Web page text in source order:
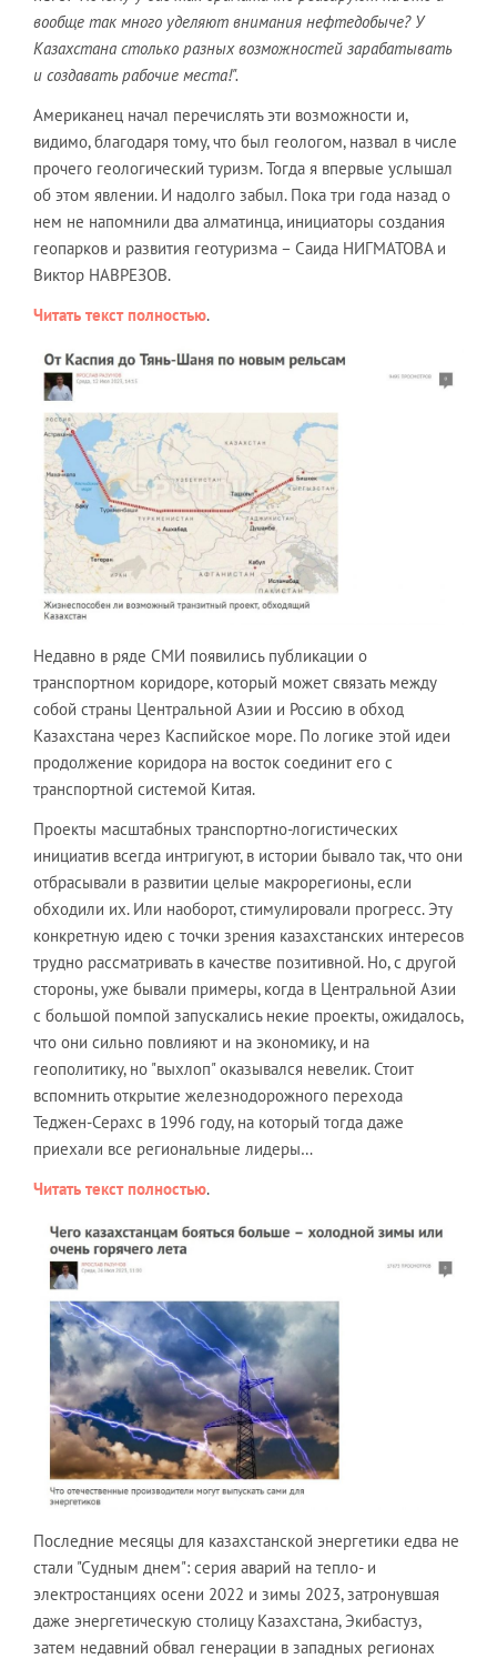
вообще так много уделяют внимания нефтедобыче? У
Казахстана столько разных возможностей зарабатывать
и создавать рабочие места!".
Американец начал перечислять эти возможности и,
видимо, благодаря тому, что был геологом, назвал в числе
прочего геологический туризм. Тогда я впервые услышал
об этом явлении. И надолго забыл. Пока три года назад о
нем не напомнили два алматинца, инициаторы создания
геопарков и развития геотуризма – Саида НИГМАТОВА и
Виктор НАВРЕЗОВ.
Читать текст полностью.
Недавно в ряде СМИ появились публикации о
транспортном коридоре, который может связать между
собой страны Центральной Азии и Россию в обход
Казахстана через Каспийское море. По логике этой идеи
продолжение коридора на восток соединит его с
транспортной системой Китая.
Проекты масштабных транспортно-логистических
инициатив всегда интригуют, в истории бывало так, что они
отбрасывали в развитии целые макрорегионы, если
обходили их. Или наоборот, стимулировали прогресс. Эту
конкретную идею с точки зрения казахстанских интересов
трудно рассматривать в качестве позитивной. Но, с другой
стороны, уже бывали примеры, когда в Центральной Азии
с большой помпой запускались некие проекты, ожидалось,
что они сильно повлияют и на экономику, и на
геополитику, но "выхлоп" оказывался невелик. Стоит
вспомнить открытие железнодорожного перехода
Теджен-Серахс в 1996 году, на который тогда даже
приехали все региональные лидеры…
Читать текст полностью.
Последние месяцы для казахстанской энергетики едва не
стали "Судным днем": серия аварий на тепло- и
электростанциях осени 2022 и зимы 2023, затронувшая
даже энергетическую столицу Казахстана, Экибастуз,
затем недавний обвал генерации в западных регионах